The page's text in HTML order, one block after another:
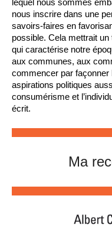
lequel nous sommes
nous inscrire dans une
savoirs-faires en
possible. Cela mettrait
qui caractérise notre
aux communes, aux
commencer par
aspirations politiques
consumérisme et
écrit.
Ma